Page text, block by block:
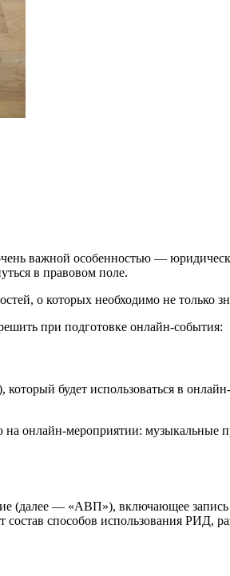
важной особенностью —
в правовом поле.
о которых необходимо не только
при подготовке онлайн-события:
будет использоваться в
онлайн-мероприятии:
(далее — «АВП»), включающее
способов использования РИД,